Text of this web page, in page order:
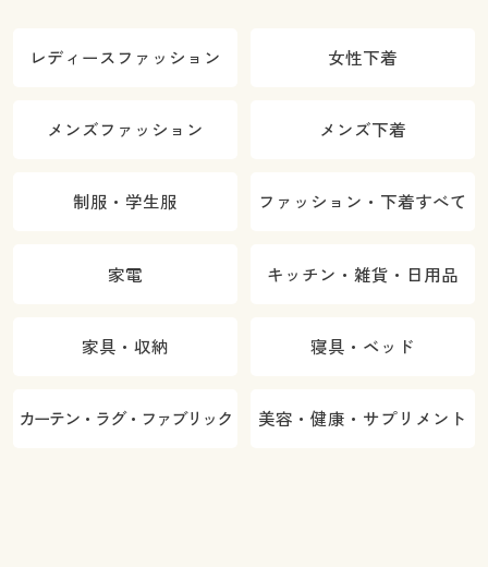
レディースファッション 女性下着
メンズファッション メンズ下着
制服・学生服 ファッション・下着すべて
家電 キッチン・雑貨・日用品
家具・収納 寝具・ベッド
カーテン・ラグ・ファブリック 美容・健康・サプリメント